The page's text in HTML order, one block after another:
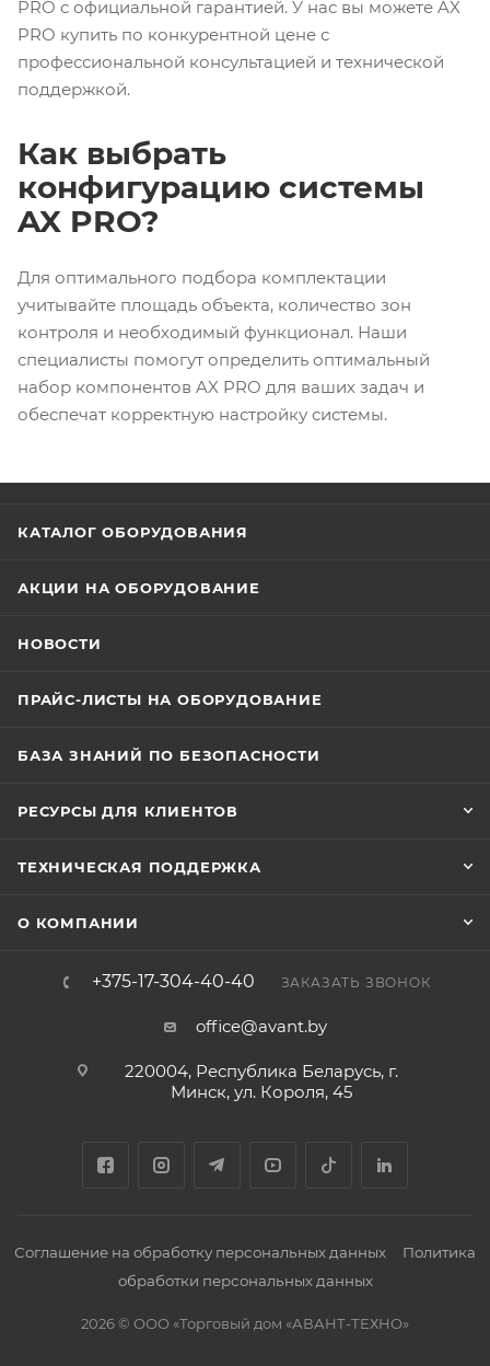
PRO с официальной гарантией. У нас вы можете AX
PRO купить по конкурентной цене с
профессиональной консультацией и технической
поддержкой.
Как выбрать
конфигурацию системы
AX PRO?
Для оптимального подбора комплектации
учитывайте площадь объекта, количество зон
контроля и необходимый функционал. Наши
специалисты помогут определить оптимальный
набор компонентов AX PRO для ваших задач и
обеспечат корректную настройку системы.
КАТАЛОГ ОБОРУДОВАНИЯ
АКЦИИ НА ОБОРУДОВАНИЕ
НОВОСТИ
ПРАЙС-ЛИСТЫ НА ОБОРУДОВАНИЕ
БАЗА ЗНАНИЙ ПО БЕЗОПАСНОСТИ
РЕСУРСЫ ДЛЯ КЛИЕНТОВ
ТЕХНИЧЕСКАЯ ПОДДЕРЖКА
О КОМПАНИИ
+375-17-304-40-40 ЗАКАЗАТЬ ЗВОНОК
office@avant.by
220004, Республика Беларусь, г.
Минск, ул. Короля, 45
Соглашение на обработку персональных данных
Политика
обработки персональных данных
2026 © ООО «Торговый дом «АВАНТ-ТЕХНО»